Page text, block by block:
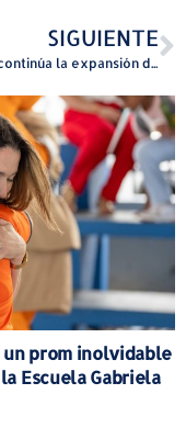
SIGUIENTE
JetBlue continúa la expansión de sus servicios premium a Puerto Rico
un prom inolvidable
Escuela Gabriela